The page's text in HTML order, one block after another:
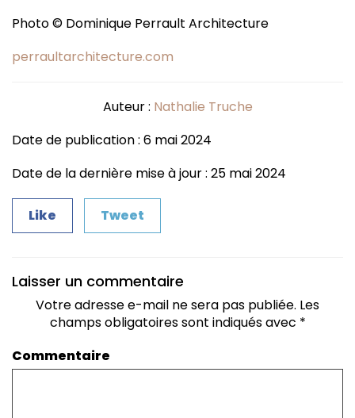
Photo © Dominique Perrault Architecture
perraultarchitecture.com
Auteur : Nathalie Truche
Date de publication : 6 mai 2024
Date de la dernière mise à jour : 25 mai 2024
Like Tweet
Laisser un commentaire
Votre adresse e-mail ne sera pas publiée. Les
champs obligatoires sont indiqués avec *
Commentaire